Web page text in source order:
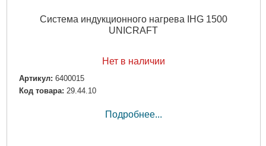
Система индукционного нагрева IHG 1500
UNICRAFT
Нет в наличии
Артикул: 6400015
Код товара: 29.44.10
Подробнее...